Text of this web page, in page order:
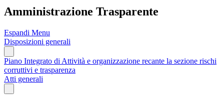
Amministrazione Trasparente
Espandi Menu
Disposizioni generali
Piano Integrato di Attività e organizzazione recante la sezione rischi
corruttivi e trasparenza
Atti generali